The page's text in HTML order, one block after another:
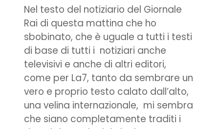
Nel testo del notiziario del Giornale
Rai di questa mattina che ho
sbobinato, che è uguale a tutti i testi
di base di tutti i notiziari anche
televisivi e anche di altri editori,
come per La7, tanto da sembrare un
vero e proprio testo calato dall’alto,
una velina internazionale, mi sembra
che siano completamente traditi i